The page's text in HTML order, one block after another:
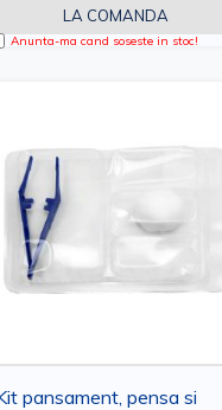
la prețuri
LA COMANDA
Anunta-ma cand soseste in stoc!
pansament, pensa si